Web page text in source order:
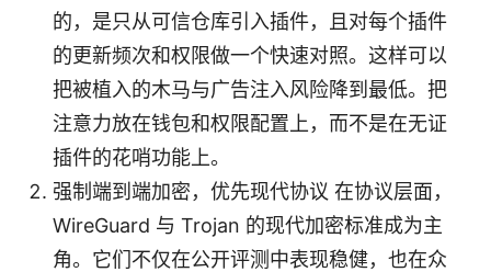
的，是只从可信仓库引入插件，且对每个插件
的更新频次和权限做一个快速对照。这样可以
把被植入的木马与广告注入风险降到最低。把
注意力放在钱包和权限配置上，而不是在无证
插件的花哨功能上。
强制端到端加密，优先现代协议 在协议层面，
WireGuard 与 Trojan 的现代加密标准成为主
角。它们不仅在公开评测中表现稳健，也在众